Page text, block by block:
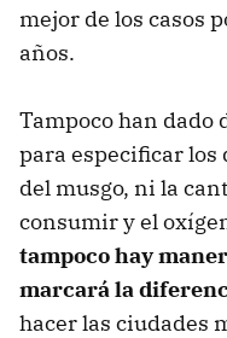
mejor de los casos
años.
Tampoco han dado
para especificar
del musgo, ni la
consumir y el
tampoco hay
marcará la
hacer las ciudades